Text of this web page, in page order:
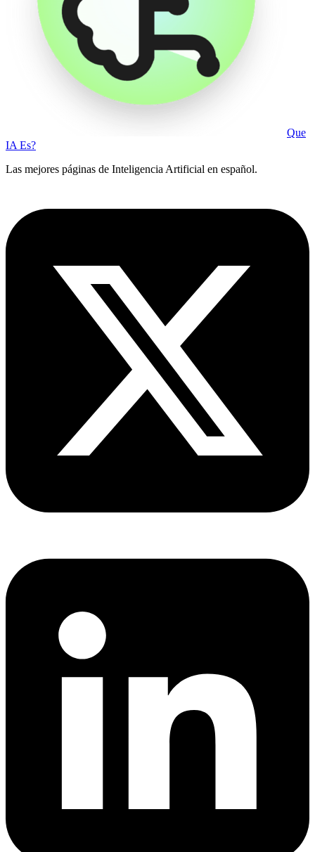
Que
IA Es?
Las mejores páginas de Inteligencia Artificial en español.